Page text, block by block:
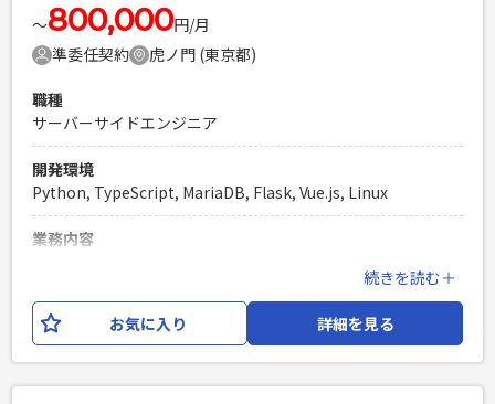
〜800,000円/月
準委任契約
虎ノ門 (東京都)
職種
サーバーサイドエンジニア
開発環境
Python, TypeScript, MariaDB, Flask, Vue.js, Linux
業務内容
更新に係る検証作業を担っていただきます。 ＜業務内容＞ ・
新規導入する施設に向けたWebアプリケーションの開発業務
・稼働中の施設にて発生する保守開発業務 ・OS更新に伴うア
続きを読む＋
お気に入り 詳細を見る